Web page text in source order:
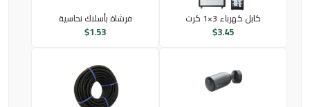
كابل كهرباء 3×1 كرت
$3.45
فرشاة بأسلاك نحاسية
$1.53